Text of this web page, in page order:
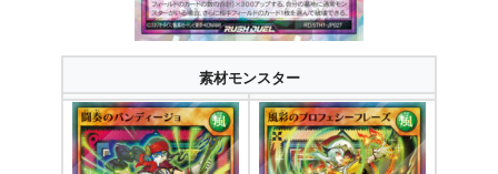
素材モンスター